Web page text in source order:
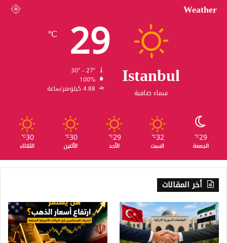
Weather
Istanbul
سماء صافية
29
℃
100%
4.88 كيلومتر/ساعة
29
℃
الجمعة
32
℃
السبت
29
℃
الأحد
30
℃
الأثنين
30
℃
الثلاثاء
أخر المقالات